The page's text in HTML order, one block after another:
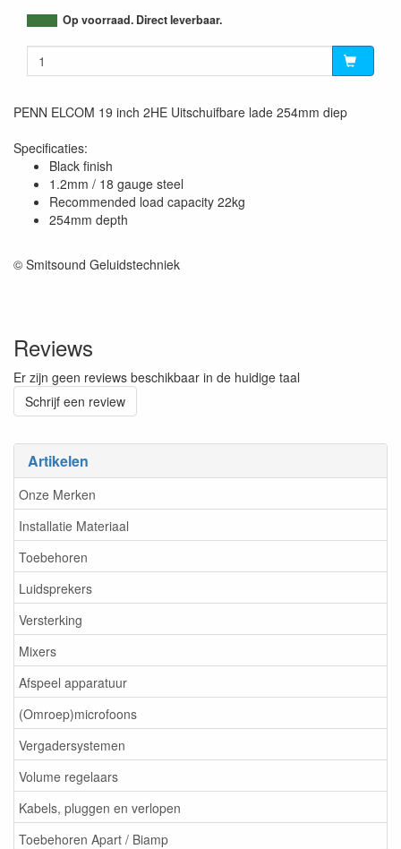
Artikelen
Onze Merken
Installatie Materiaal
Toebehoren
Luidsprekers
Versterking
Mixers
Afspeel apparatuur
(Omroep)microfoons
Vergadersystemen
Volume regelaars
Kabels, pluggen en verlopen
Toebehoren Apart / Biamp
Op voorraad. Direct leverbaar.
PENN ELCOM 19 inch 2HE Uitschuifbare lade 254mm diep
Specificaties:
Black finish
1.2mm / 18 gauge steel
Recommended load capacity 22kg
254mm depth
© Smitsound Geluidstechniek
Reviews
Er zijn geen reviews beschikbaar in de huidige taal
Schrijf een review